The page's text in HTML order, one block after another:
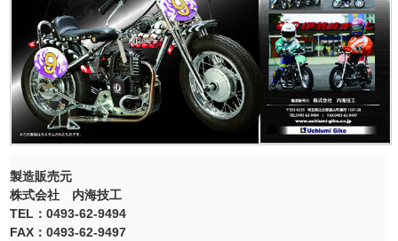
製造販売元
株式会社 内海技工
TEL：0493-62-9494
FAX：0493-62-9497